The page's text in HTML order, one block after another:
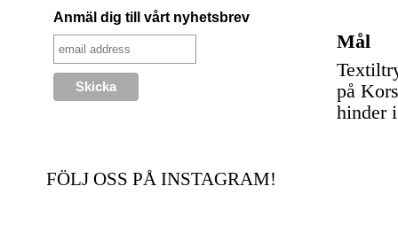
Mål
på
hinder
Anmäl dig till vårt nyhetsbrev
FÖLJ OSS PÅ INSTAGRAM!